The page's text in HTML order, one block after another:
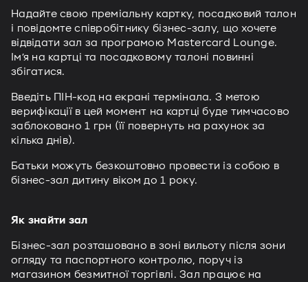
Надайте свою преміальну картку, посадковий талон
і повідомте співробітнику бізнес-залу, що хочете
відвідати зал за програмою Mastercard Lounge.
Ім’я на картці та посадковому талоні повинні
збігатися.
Введіть ПІН-код на екрані термінала. З метою
верифікації в цей момент на картці буде тимчасово
заблоковано 1 грн (її повернуть на рахунок за
кілька днів).
Батьки можуть безкоштовно провести із собою в
бізнес-зал дитину віком до 1 року.
Як знайти зал
Бізнес-зал розташовано в зоні вильоту після зони
огляду та паспортного контролю, поруч із
магазином безмитної торгівлі. Зал працює на